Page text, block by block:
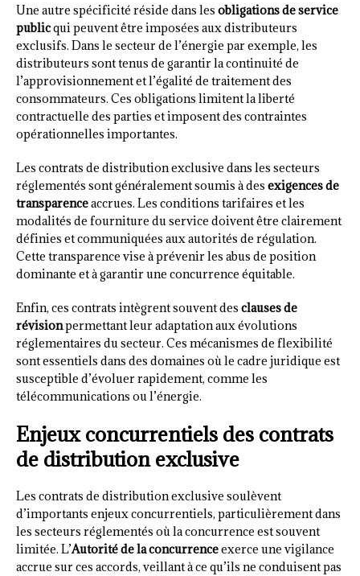
Une autre spécificité réside dans les obligations de service
publicqui peuvent être imposées aux distributeurs
exclusifs. Dans le secteur de l’énergie par exemple, les
distributeurs sont tenus de garantir la continuité de
l’approvisionnement et l’égalité de traitement des
consommateurs. Ces obligations limitent la liberté
contractuelle des parties et imposent des contraintes
opérationnelles importantes.
Les contrats de distribution exclusive dans les secteurs
réglementés sont généralement soumis à des exigences de
transparenceaccrues. Les conditions tarifaires et les
modalités de fourniture du service doivent être clairement
définies et communiquées aux autorités de régulation.
Cette transparence vise à prévenir les abus de position
dominante et à garantir une concurrence équitable.
Enfin, ces contrats intègrent souvent des clauses de
révisionpermettant leur adaptation aux évolutions
réglementaires du secteur. Ces mécanismes de flexibilité
sont essentiels dans des domaines où le cadre juridique est
susceptible d’évoluer rapidement, comme les
télécommunications ou l’énergie.
Enjeux concurrentiels des contrats
de distribution exclusive
Les contrats de distribution exclusive soulèvent
d’importants enjeux concurrentiels, particulièrement dans
les secteurs réglementés où la concurrence est souvent
limitée. L’Autorité de la concurrenceexerce une vigilance
accrue sur ces accords, veillant à ce qu’ils ne conduisent pas